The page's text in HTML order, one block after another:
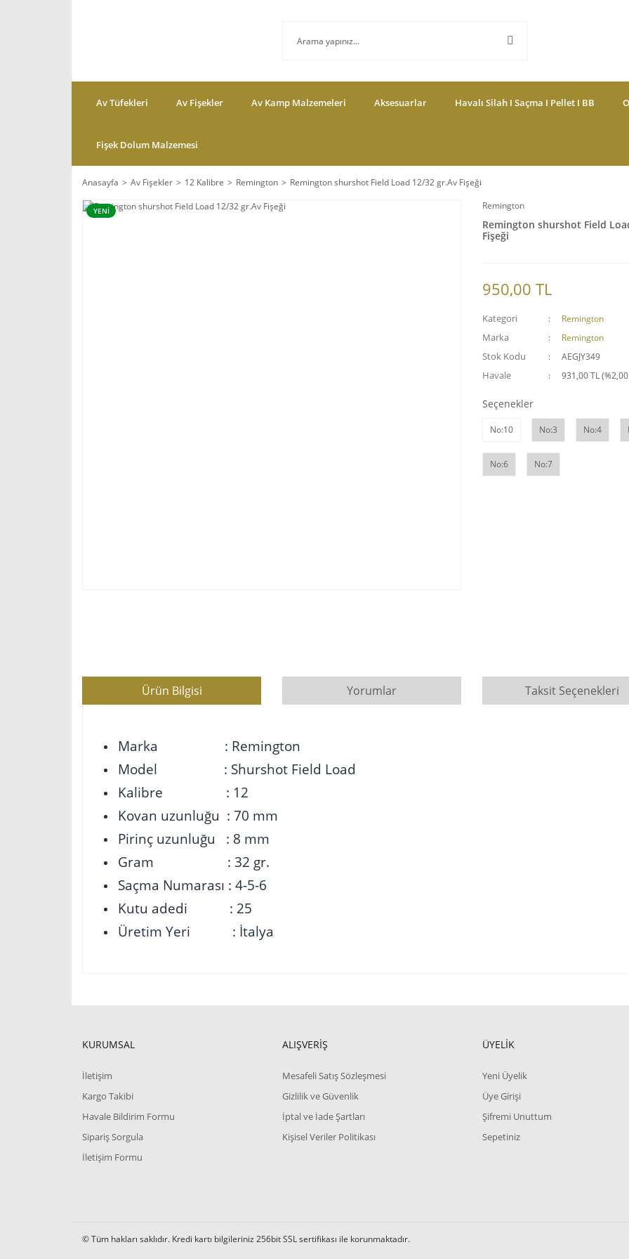
Av Tüfekleri Av Fişekler Av Kamp Malzemeleri Aksesuarlar Havalı Silah I Saçma I Pellet I BB
Fişek Dolum Malzemesi
Anasayfa Av Fişekler 12 Kalibre Remington Remington shurshot Field Load 12/32 gr.Av Fişeği
YENİ Remington
Remington shurshot Field
Fişeği
950,00 TL
Kategori Remington
Marka Remington
Stok Kodu AEGJY349
Havale 931,00 TL
Seçenekler
No:10 No:3 No:4
No:6 No:7
Ürün Bilgisi Yorumlar Taksit Seçenekleri
Marka : Remington
Model : Shurshot Field Load
Kalibre : 12
Kovan uzunluğu : 70 mm
Pirinç uzunluğu : 8 mm
Gram : 32 gr.
Saçma Numarası : 4-5-6
Kutu adedi : 25
Üretim Yeri : İtalya
Ürün resmi kalitesiz, bozuk veya görüntülenemiyor.
Ürün fiyatı diğer sitelerden daha pahalı.
Bu ürüne benzer farklı alternatifler olmalı.
KURUMSAL
İletişim
Kargo Takibi
Havale Bildirim Formu
Sipariş Sorgula
İletişim Formu
ALIŞVERİŞ
Mesafeli Satış Sözleşmesi
Gizlilik ve Güvenlik
İptal ve İade Şartları
Kişisel Veriler Politikası
ÜYELİK
Yeni Üyelik
Üye Girişi
Şifremi Unuttum
Sepetiniz
© Tüm hakları saklıdır. Kredi kartı bilgileriniz 256bit SSL sertifikası ile korunmaktadır.